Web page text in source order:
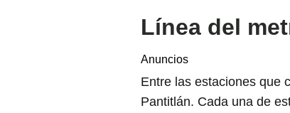
Línea del
Anuncios
Entre las estaciones que
Pantitlán. Cada una de